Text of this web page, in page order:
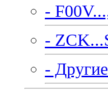
-
-
-